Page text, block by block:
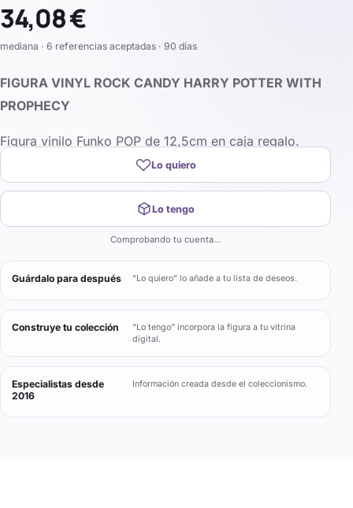
34,08 €
mediana · 6 referencias aceptadas · 90 días
FIGURA VINYL ROCK CANDY HARRY POTTER WITH
PROPHECY
Figura vinilo Funko POP de 12,5cm en caja regalo.
Lo quiero
Lo tengo
Comprobando tu cuenta…
Guárdalo para después “Lo quiero” lo añade a tu lista de deseos.
Construye tu colección
“Lo tengo” incorpora la figura a tu vitrina
digital.
Especialistas desde
2016
Información creada desde el coleccionismo.